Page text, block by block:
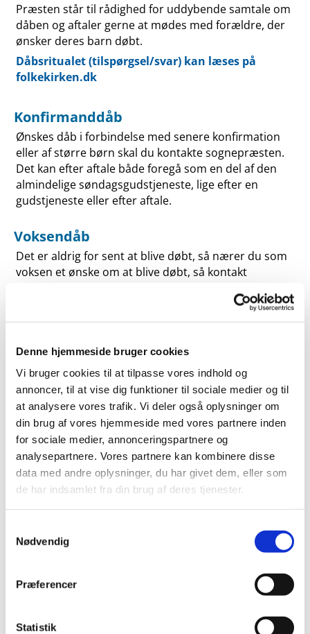
Denne hjemmeside bruger cookies
Vi bruger cookies til at tilpasse vores indhold og
annoncer, til at vise dig funktioner til sociale medier og til
at analysere vores trafik. Vi deler også oplysninger om
din brug af vores hjemmeside med vores partnere inden
for sociale medier, annonceringspartnere og
analysepartnere. Vores partnere kan kombinere disse
data med andre oplysninger, du har givet dem, eller som
de har indsamlet fra din brug af deres tjenester.
Nødvendig
Præferencer
Statistik
Præsten står til rådighed for uddybende samtale om
dåben og aftaler gerne at mødes med forældre, der
ønsker deres barn døbt.
Dåbsritualet (tilspørgsel/svar) kan læses på
folkekirken.dk
Konfirmanddåb
Ønskes dåb i forbindelse med senere konfirmation
eller af større børn skal du kontakte sognepræsten.
Det kan efter aftale både foregå som en del af den
almindelige søndagsgudstjeneste, lige efter en
gudstjeneste eller efter aftale.
Voksendåb
Det er aldrig for sent at blive døbt, så nærer du som
voksen et ønske om at blive døbt, så kontakt
forberedelse som er nødvendig og samtaler omkring
indholdet af dåben og hvordan det sker helt praktisk.
søndagsgudstjeneste og under mere private former.
Læs mere om dåben, traditioner og dåbshistorien
på folkekirken.dk
Fødsel
Forældres anmeldelsespligt er bortfaldet. Hvis I som
forældre er gift, skal I ikke foretage jer yderligere.
Kun i de tilfælde, hvor der ikke har medvirket en
jordemoder ved fødslen, skal forældrene anmelde
hvordan du anmelder på borger.dk